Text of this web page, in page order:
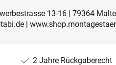
13-16 | 79364
|
2 Jahre Rückgaberecht